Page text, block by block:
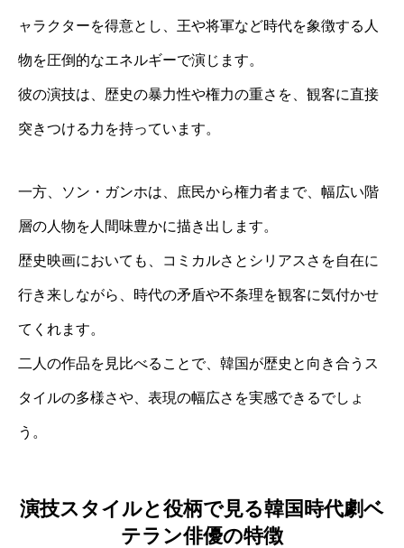
ャラクターを得意とし、王や将軍など時代を象徴する人
物を圧倒的なエネルギーで演じます。
彼の演技は、歴史の暴力性や権力の重さを、観客に直接
突きつける力を持っています。
一方、ソン・ガンホは、庶民から権力者まで、幅広い階
層の人物を人間味豊かに描き出します。
歴史映画においても、コミカルさとシリアスさを自在に
行き来しながら、時代の矛盾や不条理を観客に気付かせ
てくれます。
二人の作品を見比べることで、韓国が歴史と向き合うス
タイルの多様さや、表現の幅広さを実感できるでしょ
う。
演技スタイルと役柄で見る韓国時代劇ベ
テラン俳優の特徴